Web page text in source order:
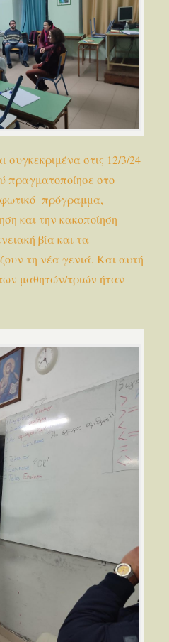
συγκεκριμένα στις 12/3/24
πραγματοποίησε στο
πρόγραμμα,
και την κακοποίηση
βία και τα
τη νέα γενιά. Και αυτή
μαθητών/τριών ήταν